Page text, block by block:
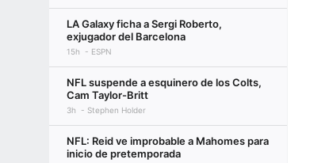
LA Galaxy ficha a Sergi Roberto,
exjugador del Barcelona
15h ESPN
NFL suspende a esquinero de los Colts,
Cam Taylor-Britt
3h Stephen Holder
NFL: Reid ve improbable a Mahomes para
inicio de pretemporada